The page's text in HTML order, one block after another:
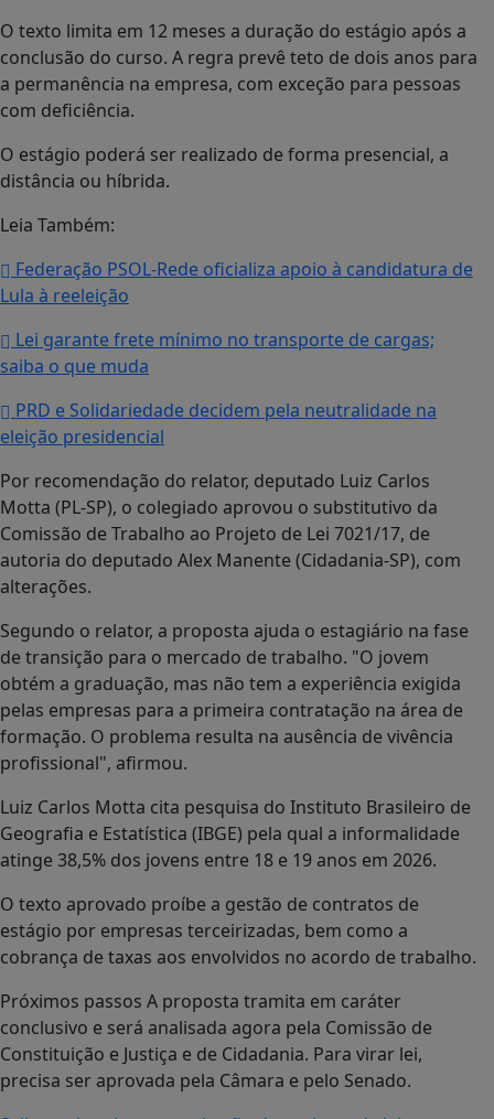
O texto limita em 12 meses a duração do estágio após a
conclusão do curso. A regra prevê teto de dois anos para
a permanência na empresa, com exceção para pessoas
com deficiência.
O estágio poderá ser realizado de forma presencial, a
distância ou híbrida.
Leia Também:
Federação PSOL-Rede oficializa apoio à candidatura de
Lula à reeleição
Lei garante frete mínimo no transporte de cargas;
saiba o que muda
PRD e Solidariedade decidem pela neutralidade na
eleição presidencial
Por recomendação do relator, deputado Luiz Carlos
Motta (PL-SP), o colegiado aprovou o substitutivo da
Comissão de Trabalho ao Projeto de Lei 7021/17, de
autoria do deputado Alex Manente (Cidadania-SP), com
alterações.
Segundo o relator, a proposta ajuda o estagiário na fase
de transição para o mercado de trabalho. "O jovem
obtém a graduação, mas não tem a experiência exigida
pelas empresas para a primeira contratação na área de
formação. O problema resulta na ausência de vivência
profissional", afirmou.
Luiz Carlos Motta cita pesquisa do Instituto Brasileiro de
Geografia e Estatística (IBGE) pela qual a informalidade
atinge 38,5% dos jovens entre 18 e 19 anos em 2026.
O texto aprovado proíbe a gestão de contratos de
estágio por empresas terceirizadas, bem como a
cobrança de taxas aos envolvidos no acordo de trabalho.
Próximos passos A proposta tramita em caráter
conclusivo e será analisada agora pela Comissão de
Constituição e Justiça e de Cidadania. Para virar lei,
precisa ser aprovada pela Câmara e pelo Senado.